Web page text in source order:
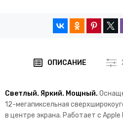
ОПИСАНИЕ
Светлый. Яркий. Мощный.
12-мегапиксельная
в центре экрана. Работает с Apple